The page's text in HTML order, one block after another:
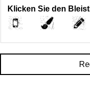
Klicken Sie den